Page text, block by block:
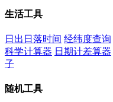
生活工具
日出日落时间 经纬度查询
科学计算器 日期计差算器
子
随机工具